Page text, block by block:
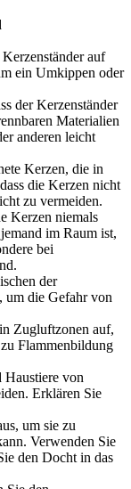
auf
ein Umkippen oder
der Kerzenständer
Materialien
anderen leicht
Kerzen, die in
die Kerzen nicht
zu vermeiden.
Kerzen niemals
im Raum ist,
bei
der
um die Gefahr von
Zugluftzonen auf,
Flammenbildung
von
Erklären Sie
um sie zu
Verwenden Sie
den Docht in das